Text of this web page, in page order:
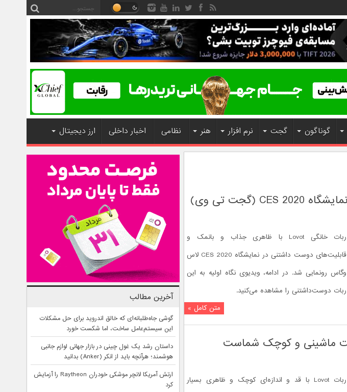
گوناگون گجت نرم افزار هنر نظامی اخبار داخلی ارز دیجیتال
ربات خانگی Lovot با ظاهری جذاب و بانمک و
قابلیت‌های دوست داشتنی در نمایشگاه CES 2020 لاس
وگاس رونمایی شد. در ادامه، ویدیوی نگاه اولیه به این
ربات دوست‌داشتنی را مشاهده می‌کنید.
متن کامل »
ربات Lovot با قد و اندازه‌ای کوچک و ظاهری بسیار
آخرین مطالب
گوشی جاه‌طلبانه‌ای که خالق اندروید برای حل مشکلات
این سیستم‌عامل ساخت، اما شکست خورد
داستان رشد یک غول چینی در بازار جهانی لوازم جانبی
هوشمند؛ هرآنچه باید از انکر (Anker) بدانید
ارتش آمریکا لانچر موشکی خودران Raytheon را آزمایش
کرد